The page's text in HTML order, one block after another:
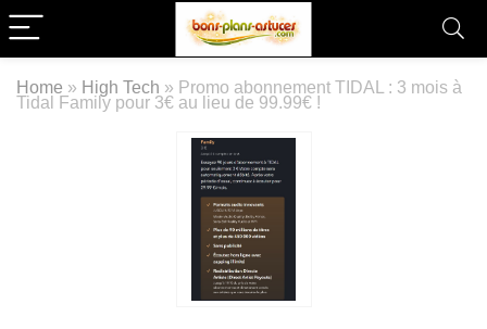
Home » High Tech » Promo abonnement TIDAL : 3 mois à
Tidal Family pour 3€ au lieu de 99.99€ !